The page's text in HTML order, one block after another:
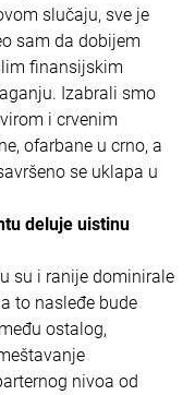
slučaju, sve je
sam da dobijem
finansijskim
Izabrali smo
i crvenim
ofarbane u crno, a
se uklapa u
deluje uistinu
su i ranije dominirale
to nasleđe bude
ostalog,
nivoa od